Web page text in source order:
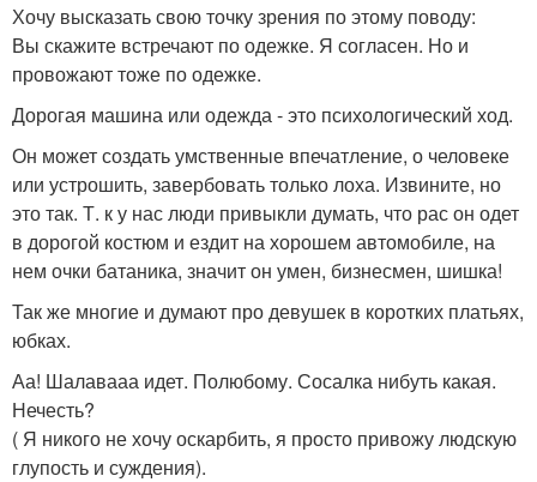
Хочу высказать свою точку зрения по этому поводу:
Вы скажите встречают по одежке. Я согласен. Но и
провожают тоже по одежке.
Дорогая машина или одежда - это психологический ход.
Он может создать умственные впечатление, о человеке
или устрошить, завербовать только лоха. Извините, но
это так. Т. к у нас люди привыкли думать, что рас он одет
в дорогой костюм и ездит на хорошем автомобиле, на
нем очки батаника, значит он умен, бизнесмен, шишка!
Так же многие и думают про девушек в коротких платьях,
юбках.
Аа! Шалавааа идет. Полюбому. Сосалка нибуть какая.
Нечесть?
( Я никого не хочу оскарбить, я просто привожу людскую
глупость и суждения).